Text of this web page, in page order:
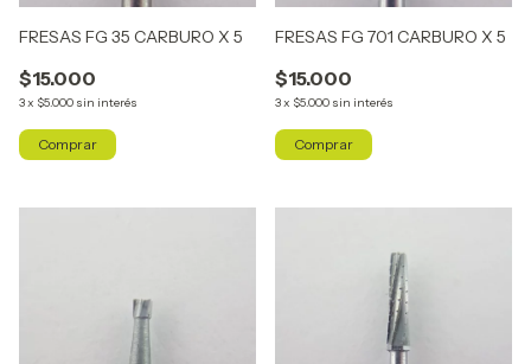
FRESAS FG 35 CARBURO X 5
$15.000
3x $5.000 sin interés
FRESAS FG 701 CARBURO X 5
$15.000
3x $5.000 sin interés